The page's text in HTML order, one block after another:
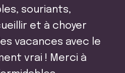
souriants,
et à choyer
vacances avec le
vrai ! Merci à